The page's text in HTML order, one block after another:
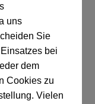
uns
Sie
bei
dem
Cookies zu
Vielen
leben